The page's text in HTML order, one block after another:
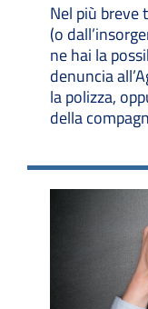
Nel più breve
(o
ne hai la
denuncia
la polizza,
della